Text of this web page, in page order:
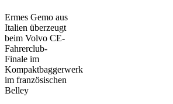
Ermes Gemo aus
Italien überzeugt
beim Volvo CE-
Fahrerclub-
Finale im
Kompaktbaggerwerk
im französischen
Belley